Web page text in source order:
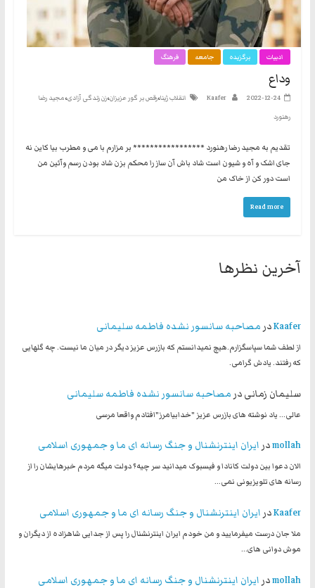
به
استبداد
نه
گفتند
هم
مشروعه
ادبیات برگزیده جامعه فرهنگ
وداع
2022-12-24
Kaafer انقلاب ژینا،رقص بر گور عزیزان،زن زندگی آزادی،مجید رضا
رهنورد
تقدیم به مجید رضا رهنورد ***************** بر مزارم با می و مطرب بیا کاین نه
جای اشک و آه و شیون است شاد باش آن ساز را محکم بزن شاد بودن رسم وآئین من
است دور کن از خاک من
Read more
آخرین نظرها
Kaaferدر مصاحبه سانسور نشده فاطمه سلیمانی
از لطف شما سپاسگزارم.هیچ نمیدانستم که بازرس عزیز دیگر در میان ما نیست. چه گلهایی
که رفتند. یادش گرامی.
سلیمان زمانی در مصاحبه سانسور نشده فاطمه سلیمانی
عالی... یاد نوشته های بازرس عزیز "خدابیامرز"افتادم واقعا مرسی
mollahدر ایران اینترنشنال و جنگ رسانه ای ما و جمهوری اسلامی
الان دعوا بین دولت کانادا و فیسبوک میدانید سر چیه؟ دولت میگه مردم خبرهایشان را از
رسانه های تلویزیونی نمی…
Kaaferدر ایران اینترنشنال و جنگ رسانه ای ما و جمهوری اسلامی
ملا جان درست میفرمایید و من خودم ایران اینترنشنال را پس از جدایی شاهزاده از دیگران و
موش دوانی های…
mollahدر ایران اینترنشنال و جنگ رسانه ای ما و جمهوری اسلامی